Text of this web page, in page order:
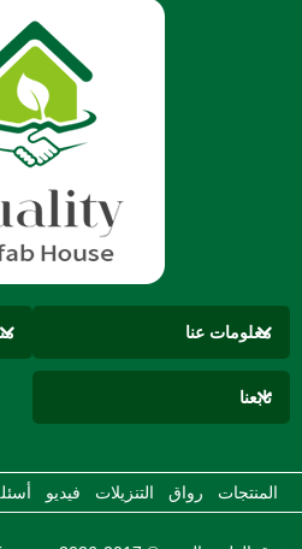
معلومات عنا
تابعنا
المنتجات رواق التنزيلات فيديو